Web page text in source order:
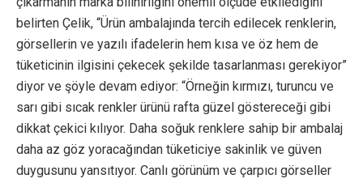
belirten Çelik, “Ürün ambalajında tercih edilecek renklerin,
görsellerin ve yazılı ifadelerin hem kısa ve öz hem de
tüketicinin ilgisini çekecek şekilde tasarlanması gerekiyor”
diyor ve şöyle devam ediyor: “Örneğin kırmızı, turuncu ve
sarı gibi sıcak renkler ürünü rafta güzel göstereceği gibi
dikkat çekici kılıyor. Daha soğuk renklere sahip bir ambalaj
daha az göz yoracağından tüketiciye sakinlik ve güven
duygusunu yansıtıyor. Canlı görünüm ve çarpıcı görseller